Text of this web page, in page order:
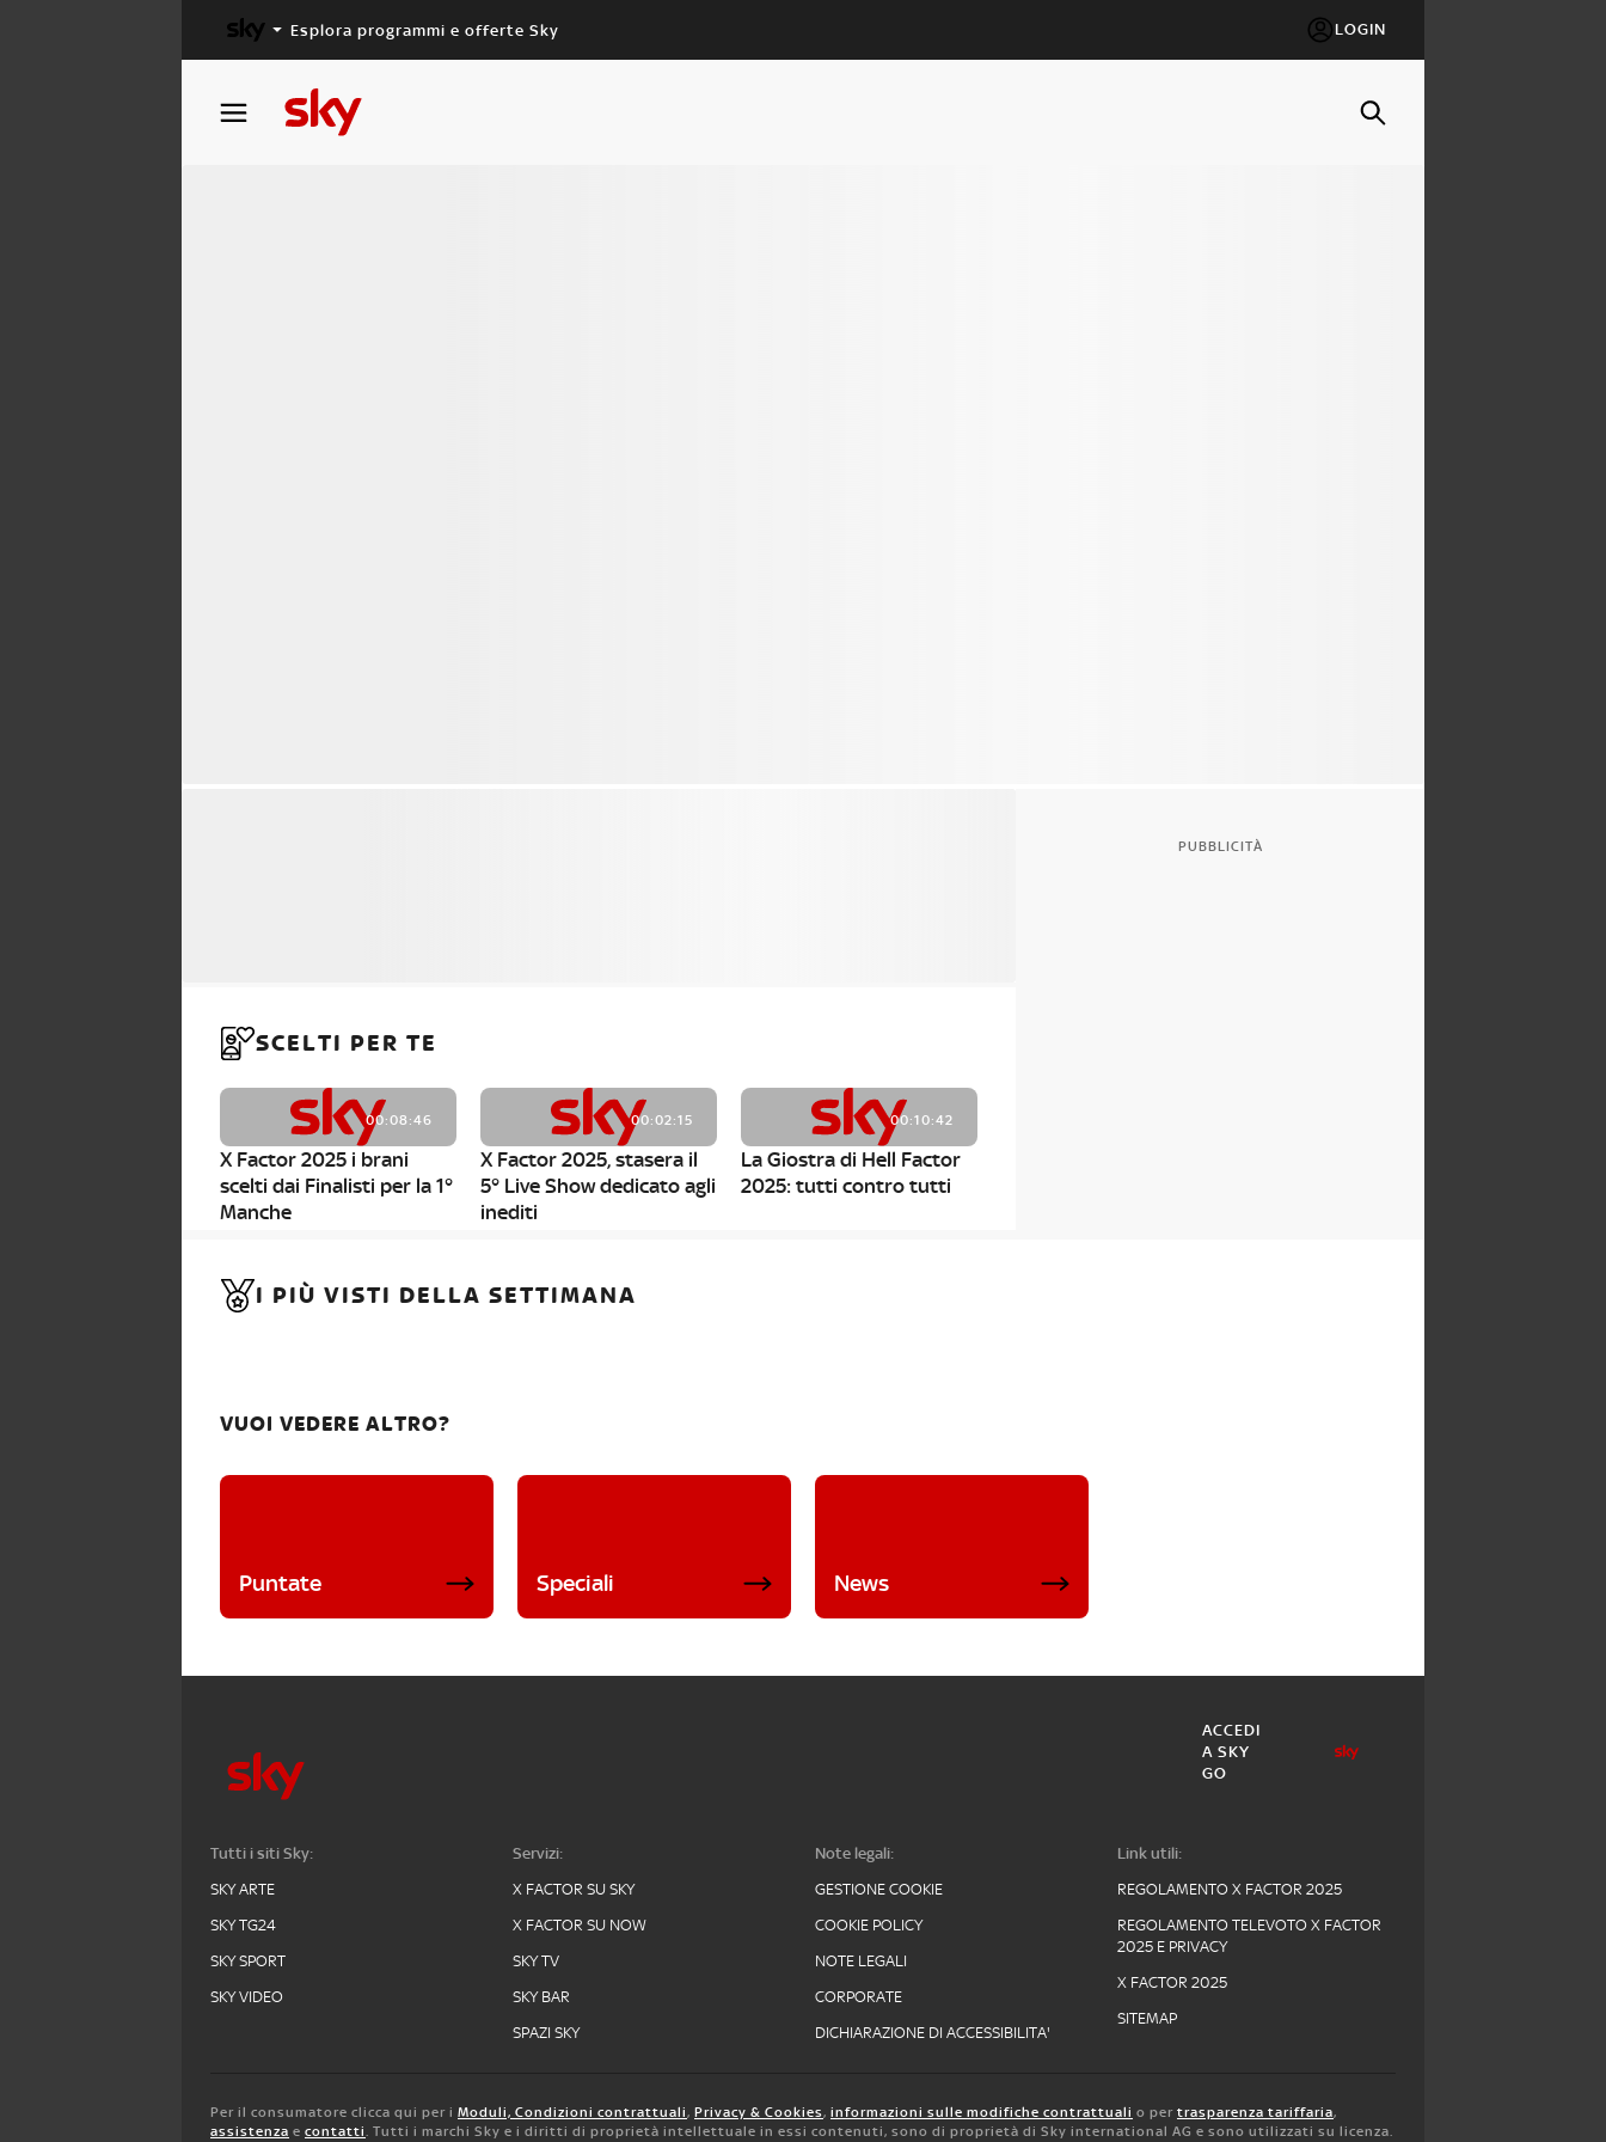
Esplora programmi e offerte Sky LOGIN
SCELTI PER TE
00:08:46
X Factor 2025 i brani
scelti dai Finalisti per la 1°
Manche
00:02:15
X Factor 2025, stasera il
5° Live Show dedicato agli
inediti
00:10:42
La Giostra di Hell Factor
2025: tutti contro tutti
PUBBLICITÀ
I PIÙ VISTI DELLA SETTIMANA
VUOI VEDERE ALTRO?
Puntate Speciali News
ACCEDI
A SKY
GO
Tutti i siti Sky:
SKY ARTE
SKY TG24
SKY SPORT
SKY VIDEO
Servizi:
X FACTOR SU SKY
X FACTOR SU NOW
SKY TV
SKY BAR
SPAZI SKY
Note legali:
GESTIONE COOKIE
COOKIE POLICY
NOTE LEGALI
CORPORATE
DICHIARAZIONE DI ACCESSIBILITA'
Link utili:
REGOLAMENTO X FACTOR 2025
REGOLAMENTO TELEVOTO X FACTOR
2025 E PRIVACY
X FACTOR 2025
SITEMAP
Per il consumatore clicca qui per i Moduli, Condizioni contrattuali, Privacy & Cookies, informazioni sulle modifiche contrattuali o per trasparenza tariffaria,
assistenza e contatti. Tutti i marchi Sky e i diritti di proprietà intellettuale in essi contenuti, sono di proprietà di Sky international AG e sono utilizzati su licenza.